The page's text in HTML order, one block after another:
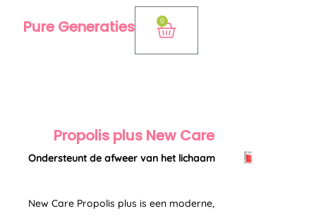
Pure Generaties 0
Winkelwagen
Propolis plus New Care
Ondersteunt de afweer van het lichaam
New Care Propolis plus is een moderne,